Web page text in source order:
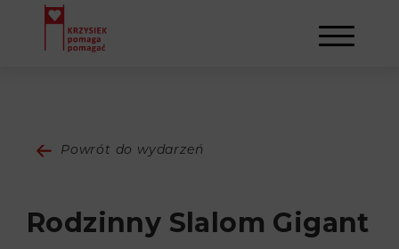
O NAS
DZIAŁALNOŚĆ
Powrót do wydarzeń
Rodzinny Slalom Gigant